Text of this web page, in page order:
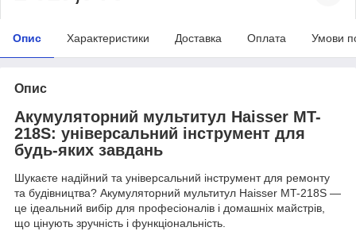
Опис Характеристики Доставка Оплата Умови
Опис
Акумуляторний мультитул Haisser MT-
218S: універсальний інструмент для
будь-яких завдань ️
Шукаєте надійний та універсальний інструмент для ремонту
та будівництва? Акумуляторний мультитул Haisser MT-218S —
це ідеальний вибір для професіоналів і домашніх майстрів,
що цінують зручність і функціональність.